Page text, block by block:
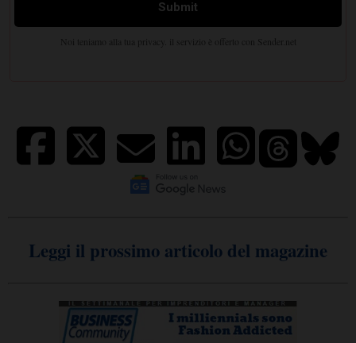
Leggi il prossimo articolo del magazine